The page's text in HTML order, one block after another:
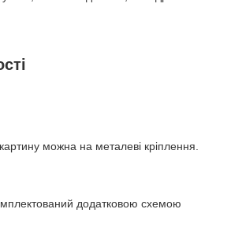
можна на металеві кріплення.
додатковою схемою